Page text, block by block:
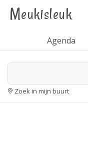
Meukisleuk
Agenda
Zoek in mijn buurt